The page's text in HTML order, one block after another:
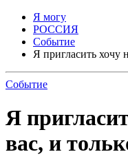
Я могу
РОССИЯ
Событие
Я пригласить хочу
Событие
Я
вас, и